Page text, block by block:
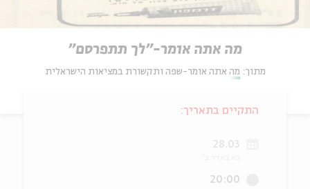
מה אתה אומר-"לך תתפרסם"
מתוך: מה אתה אומר-שפה ותקשורת במציאות הישראלית
התקיים בתאריך:
28.03
20:00